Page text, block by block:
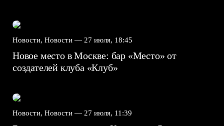
Новости, Новости — 27 июля, 18:45
Новое место в Москве: бар «Место» от
создателей клуба «Клуб»
Новости, Новости — 27 июля, 11:39